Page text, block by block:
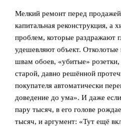
Мелкий ремонт перед
капитальная реконструкция, а
проблем, которые раздражают
удешевляют объект.
швам обоев, «убитые» розетки,
старой, давно решённой
покупателя автоматически
доведение до ума». И даже
пару тысяч, в его голове
тысяч, и аргумент: «Тут ещё